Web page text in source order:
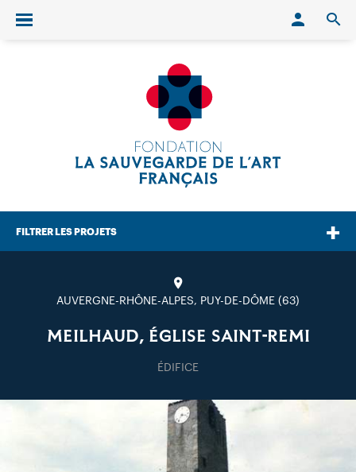
Ouvrir/fermer le menu
FILTRER LES PROJETS
AUVERGNE-RHÔNE-ALPES, PUY-DE-DÔME (63)
MEILHAUD, ÉGLISE SAINT-REMI
ÉDIFICE